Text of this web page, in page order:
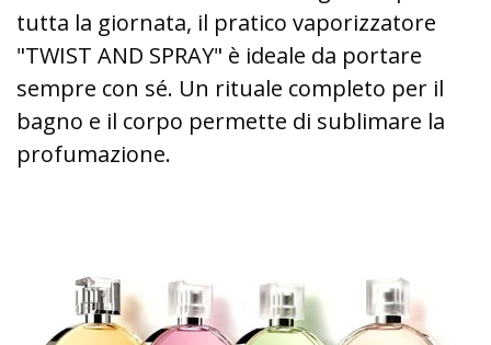
tutta la giornata, il pratico vaporizzatore
"TWIST AND SPRAY" è ideale da portare
sempre con sé. Un rituale completo per il
bagno e il corpo permette di sublimare la
profumazione.